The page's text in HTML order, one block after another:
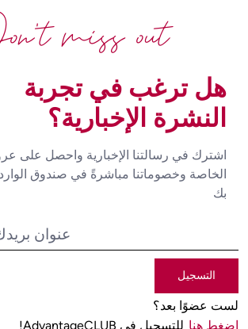
هل ترغب في تجربة
النشرة الإخبارية؟
اشترك في رسالتنا الإخبارية واحصل على
الخاصة وخصوماتنا مباشرةً في صندوق
بك
التسجيل
لست عضوًا بعد؟
اضغط هنا للتسجيل في AdvantageCLUB!
miss out